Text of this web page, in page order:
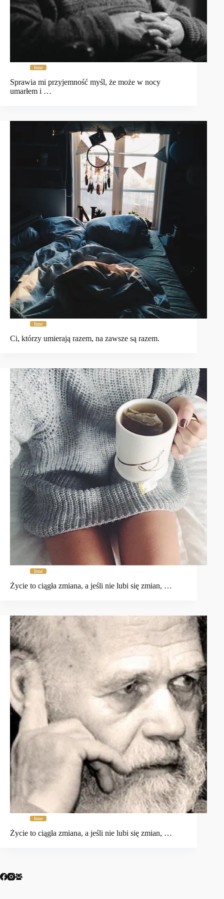
Inne
Sprawia mi przyjemność myśl, że może w nocy
umarłem i …
Inne
Ci, którzy umierają razem, na zawsze są razem.
Inne
Życie to ciągła zmiana, a jeśli nie lubi się zmian, …
Inne
Życie to ciągła zmiana, a jeśli nie lubi się zmian, …